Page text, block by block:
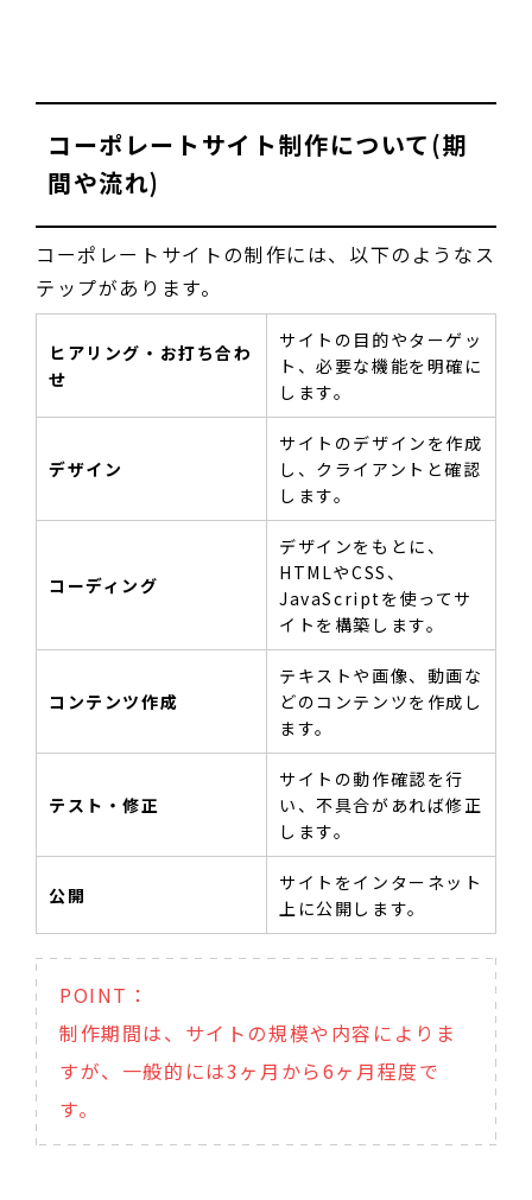
コーポレートサイト制作について(期
間や流れ)
コーポレートサイトの制作には、以下のようなス
テップがあります。
ヒアリング・お打ち合わ
せ
サイトの目的やターゲッ
ト、必要な機能を明確に
します。
デザイン
サイトのデザインを作成
し、クライアントと確認
します。
コーディング
デザインをもとに、
HTMLやCSS、
JavaScriptを使ってサ
イトを構築します。
コンテンツ作成
テキストや画像、動画な
どのコンテンツを作成し
ます。
テスト・修正
サイトの動作確認を行
い、不具合があれば修正
します。
公開
サイトをインターネット
上に公開します。
POINT：
制作期間は、サイトの規模や内容によりま
すが、一般的には3ヶ月から6ヶ月程度で
す。